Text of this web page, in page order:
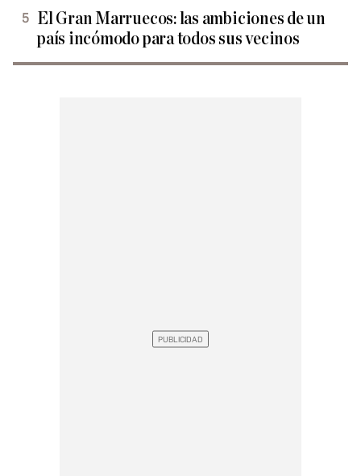
El Gran Marruecos: las ambiciones de un
país incómodo para todos sus vecinos